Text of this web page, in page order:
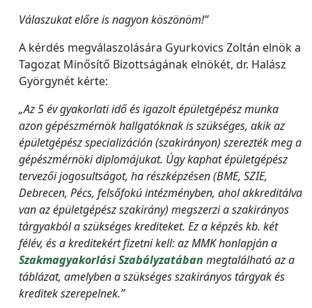
Válaszukat előre is nagyon köszönöm!”
A kérdés megválaszolására Gyurkovics Zoltán elnök a
Tagozat Minősítő Bizottságának elnökét, dr. Halász
Györgynét kérte:
„Az 5 év gyakorlati idő és igazolt épületgépész munka
azon gépészmérnök hallgatóknak is szükséges, akik az
épületgépész specializáción (szakirányon) szerezték meg a
gépészmérnöki diplomájukat. Úgy kaphat épületgépész
tervezői jogosultságot, ha részképzésen (BME, SZIE,
Debrecen, Pécs, felsőfokú intézményben, ahol akkreditálva
van az épületgépész szakirány) megszerzi a szakirányos
tárgyakból a szükséges krediteket. Ez a képzés kb. két
félév, és a kreditekért fizetni kell: az MMK honlapján a
Szakmagyakorlási Szabályzatában megtalálható az a
táblázat, amelyben a szükséges szakirányos tárgyak és
kreditek szerepelnek.”